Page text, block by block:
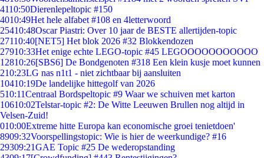
4110:50Dierenlepeltopic #150
4010:49Het hele alfabet #108 en 4letterwoord
25410:48Oscar Piastri: Over 10 jaar de BESTE allertijden-topic
27110:40[NET5] Het blok 2026 #32 Blokkendozen
27910:33Het enige echte LEGO-topic #45 LEGOOOOOOOOOOO
12810:26[SBS6] De Bondgenoten #318 Een klein kusje moet kunnen
210:23LG nas n1t1 - niet zichtbaar bij aansluiten
10410:19De landelijke hittegolf van 2026
510:11Centraal Bordspeltopic #9 Waar we schuiven met karton
10610:02Telstar-topic #2: De Witte Leeuwen Brullen nog altijd in
Velsen-Zuid!
010:00Extreme hitte Europa kan economische groei tenietdoen'
8909:32Voorspellingstopic: Wie is hier de weerkundige? #16
29309:21GAE Topic #25 De wederopstanding